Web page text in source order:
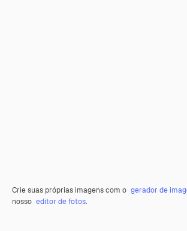
Crie suas próprias imagens com o gerador de
nosso editor de fotos.